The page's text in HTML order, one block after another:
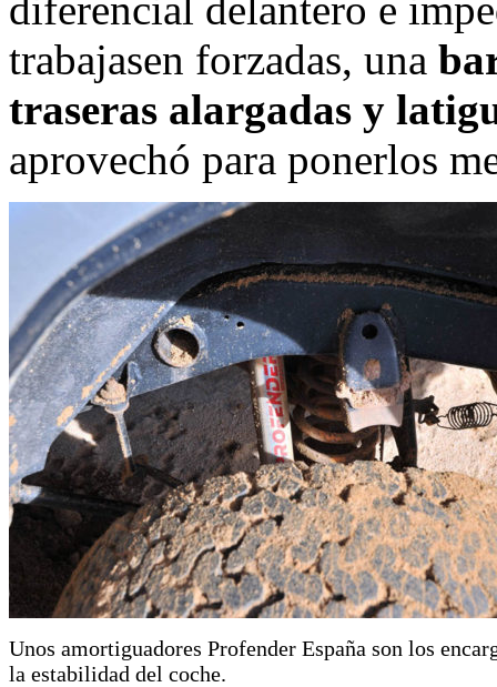
trabajasen forzadas, una
traseras alargadas y
aprovechó para ponerlos
Unos amortiguadores Profender España son los
la estabilidad del coche.